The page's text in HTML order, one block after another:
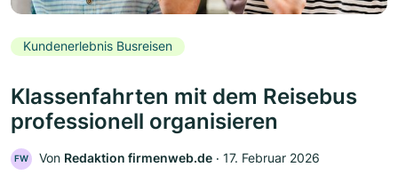
Kundenerlebnis Busreisen
Klassenfahrten mit dem Reisebus
professionell organisieren
FW Von Redaktion firmenweb.de ‧ 17. Februar 2026